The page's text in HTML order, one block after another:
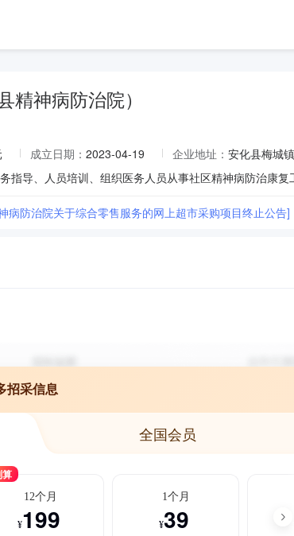
精神病防治院）
成立日期： 2023-04-19 企业地址： 安化县梅城
指导、人员培训、组织医务人员从事社区精神病防治康复
病防治院关于综合零售服务的网上超市采购项目终止公告]
招采信息
全国会员
算
12个月
¥199
1个月
¥39